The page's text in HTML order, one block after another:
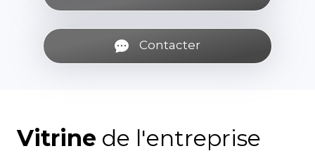
Contacter
Vitrine de l'entreprise